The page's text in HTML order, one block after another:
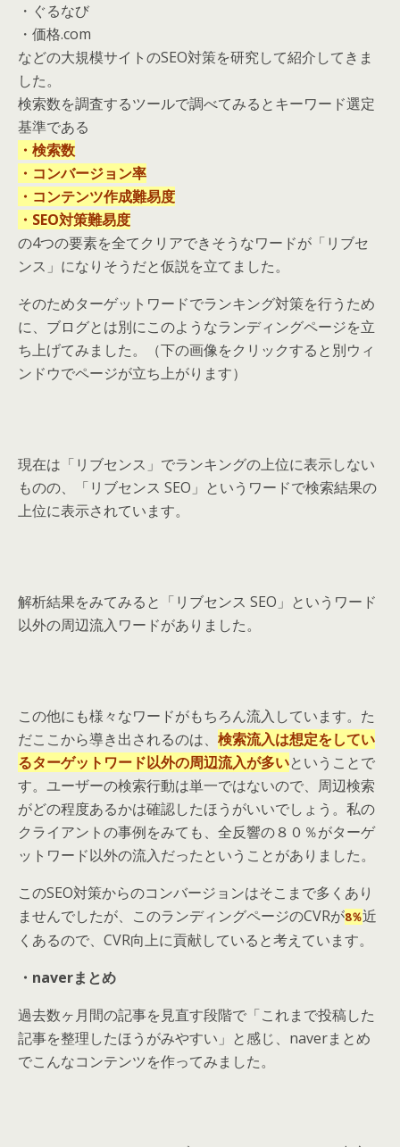
・ぐるなび
・価格.com
などの大規模サイトのSEO対策を研究して紹介してきま
した。
検索数を調査するツールで調べてみるとキーワード選定
基準である
・検索数
・コンバージョン率
・コンテンツ作成難易度
・SEO対策難易度
の4つの要素を全てクリアできそうなワードが「リブセ
ンス」になりそうだと仮説を立てました。
そのためターゲットワードでランキング対策を行うため
に、ブログとは別にこのようなランディングページを立
ち上げてみました。（下の画像をクリックすると別ウィ
ンドウでページが立ち上がります）
現在は「リブセンス」でランキングの上位に表示しない
ものの、「リブセンス SEO」というワードで検索結果の
上位に表示されています。
解析結果をみてみると「リブセンス SEO」というワード
以外の周辺流入ワードがありました。
この他にも様々なワードがもちろん流入しています。た
だここから導き出されるのは、 検索流入は想定をしてい
るターゲットワード以外の周辺流入が多いということで
す。ユーザーの検索行動は単一ではないので、周辺検索
がどの程度あるかは確認したほうがいいでしょう。私の
クライアントの事例をみても、全反響の８０％がターゲ
ットワード以外の流入だったということがありました。
このSEO対策からのコンバージョンはそこまで多くあり
ませんでしたが、このランディングページのCVRが8％近
くあるので、CVR向上に貢献していると考えています。
・naverまとめ
過去数ヶ月間の記事を見直す段階で「これまで投稿した
記事を整理したほうがみやすい」と感じ、naverまとめ
でこんなコンテンツを作ってみました。